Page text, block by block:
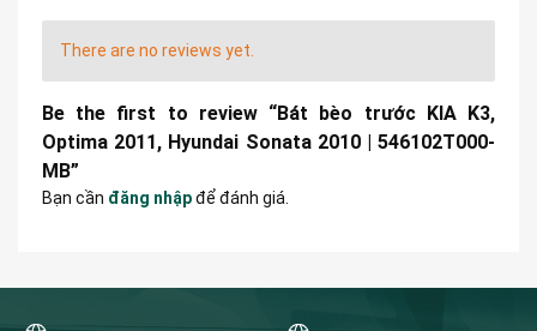
There are no reviews yet.
Be the first to review “Bát bèo trước KIA K3,
Optima 2011, Hyundai Sonata 2010 | 546102T000-
MB”
Bạn cần đăng nhậpđể đánh giá.